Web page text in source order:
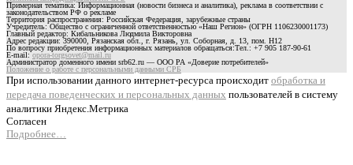
Примерная тематика: Информационная (новости бизнеса и аналитика), реклама в соответствии с
законодательством РФ о рекламе
Территория распространения: Российская Федерация, зарубежные страны
Учредитель: Общество с ограниченной ответственностью «Наш Регион» (ОГРН 1106230001173)
Главный редактор: Кибальникова Людмила Викторовна
Адрес редакции: 390000, Рязанская обл., г. Рязань, ул. Соборная, д. 13, пом. Н12
По вопросу приобретения информационных материалов обращаться:Тел.: +7 905 187-90-61
E-mail:opora-torgsovet@mail.ru
Администратор доменного имени srb62.ru — ООО РА «Доверие потребителей»
Положение о работе с персональными данными СРБ
При использовании данного интернет-ресурса происходит обработка и
передача поведенческих и персональных данных пользователей в систему
аналитики Яндекс.Метрика
Согласен
Подробнее…